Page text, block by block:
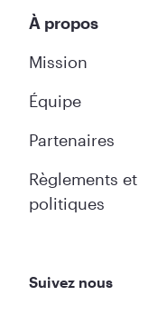
À propos
Mission
Équipe
Partenaires
Règlements et
politiques
Suivez nous